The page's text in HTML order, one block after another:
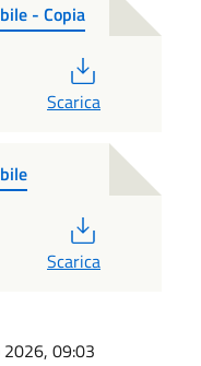
- Copia
Scarica
Scarica
2026, 09:03